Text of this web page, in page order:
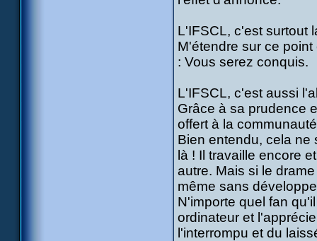
L'IFSCL, c'est surtout
M'étendre sur ce
: Vous serez conquis.
L'IFSCL, c'est aussi
Grâce à sa prudence
offert à la
Bien entendu, cela ne
là ! Il travaille encore
autre. Mais si le
même sans
N'importe quel fan
ordinateur et
l'interrompu et du